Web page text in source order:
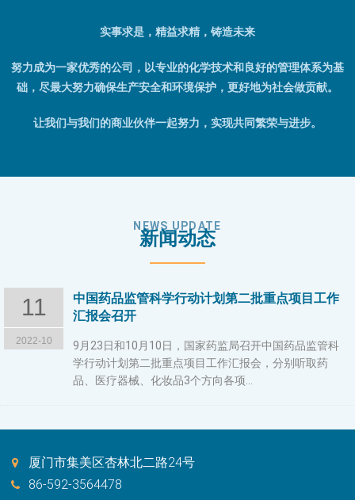
实事求是，精益求精，铸造未来
努力成为一家优秀的公司，以专业的化学技术和良好的管理体系为基
础，尽最大努力确保生产安全和环境保护，更好地为社会做贡献。
让我们与我们的商业伙伴一起努力，实现共同繁荣与进步。
NEWS UPDATE
新闻动态
11
2022-10
中国药品监管科学行动计划第二批重点项目工作
汇报会召开
9月23日和10月10日，国家药监局召开中国药品监管科
学行动计划第二批重点项目工作汇报会，分别听取药
品、医疗器械、化妆品3个方向各项...
厦门市集美区杏林北二路24号
86-592-3564478